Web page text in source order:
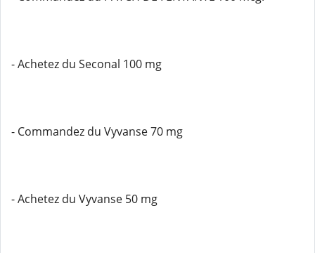
- Achetez du Seconal 100 mg
- Commandez du Vyvanse 70 mg
- Achetez du Vyvanse 50 mg